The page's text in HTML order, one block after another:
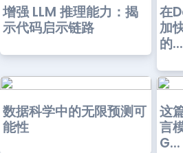
增强 LLM 推理能力：揭
示代码启示链路
在
加
的...
数据科学中的无限预测可
能性
这
言
G...